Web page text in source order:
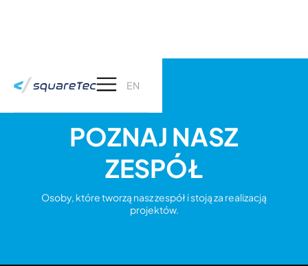
EN
POZNAJ NASZ
ZESPÓŁ
Osoby, które tworzą nasz zespół i stoją za realizacją
projektów.